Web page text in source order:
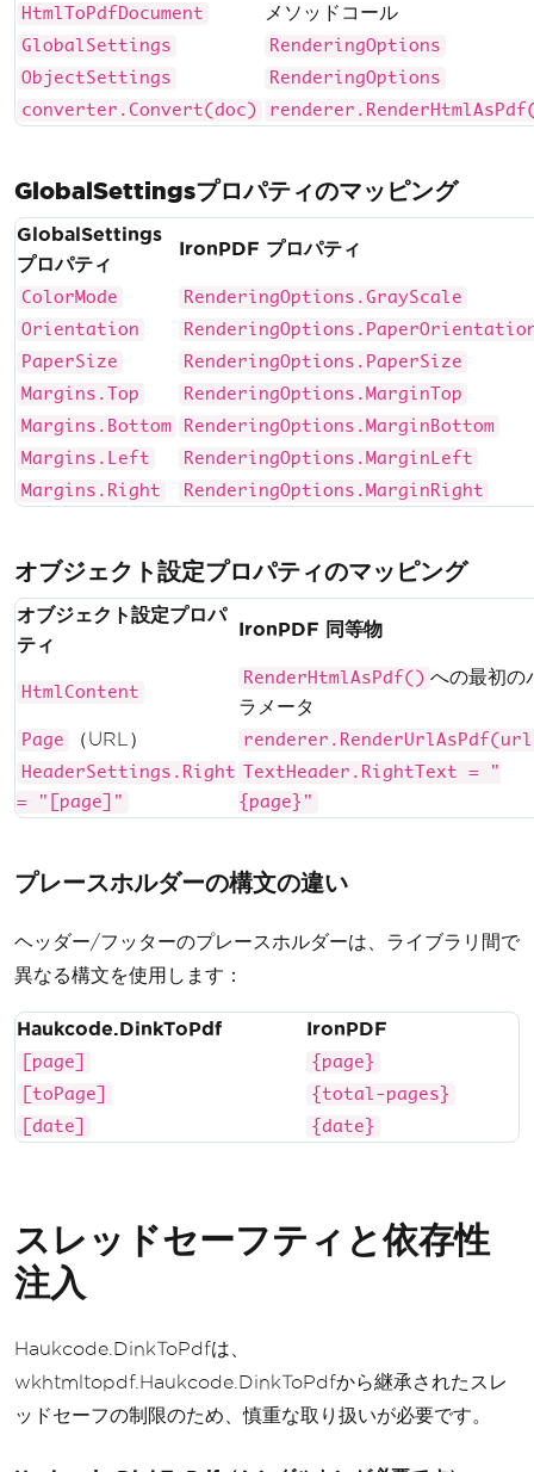
HtmlToPdfDocument メソッドコール
GlobalSettings
RenderingOptions
ObjectSettings
RenderingOptions
converter.Convert(doc)
GlobalSettingsプロパティのマッピング
GlobalSettings
プロパティ
IronPDF プロパティ
ColorMode
RenderingOptions.GrayScale
Orientation
PaperSize
RenderingOptions.PaperSize
Margins.Top
RenderingOptions.MarginTop
Margins.Bottom
RenderingOptions.MarginBottom
Margins.Left
RenderingOptions.MarginLeft
Margins.Right
RenderingOptions.MarginRight
オブジェクト設定プロパティのマッピング
オブジェクト設定プロパ
ティ
IronPDF 同等物
HtmlContent
RenderHtmlAsPdf() への最初の
ラメータ
Page （URL）
HeaderSettings.Right
= "[page]"
TextHeader.RightText = "
{page}"
プレースホルダーの構文の違い
ヘッダー/フッターのプレースホルダーは、ライブラリ間で
異なる構文を使用します：
Haukcode.DinkToPdf IronPDF
[page]
{page}
[toPage]
{total-pages}
[date]
{date}
スレッドセーフティと依存性
注入
Haukcode.DinkToPdfは、
wkhtmltopdf.Haukcode.DinkToPdfから継承されたスレ
ッドセーフの制限のため、慎重な取り扱いが必要です。